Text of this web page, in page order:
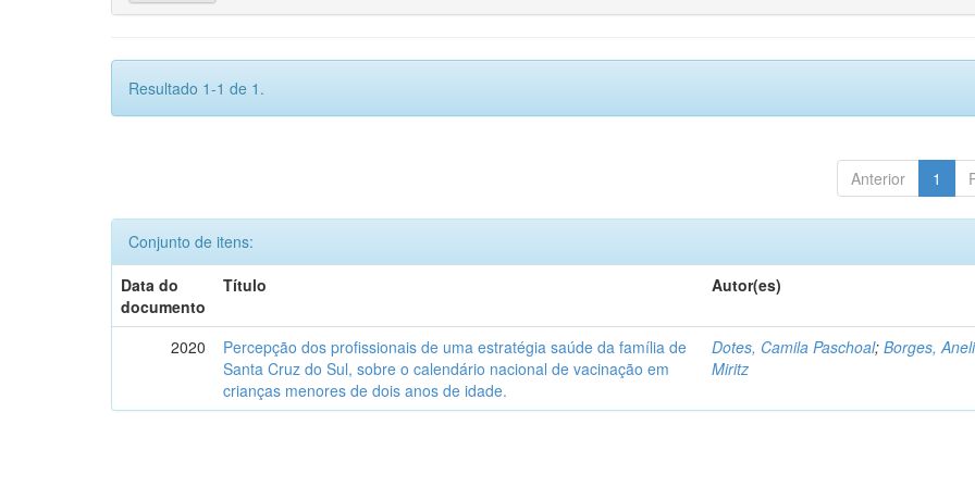
Resultado 1-1 de 1.
Anterior 1
Conjunto de itens:
Data do
documento
Título Autor(es)
2020
Percepção dos profissionais de uma estratégia saúde da família de
Santa Cruz do Sul, sobre o calendário nacional de vacinação em
crianças menores de dois anos de idade.
Dotes, Camila Paschoal;Borges,
Miritz